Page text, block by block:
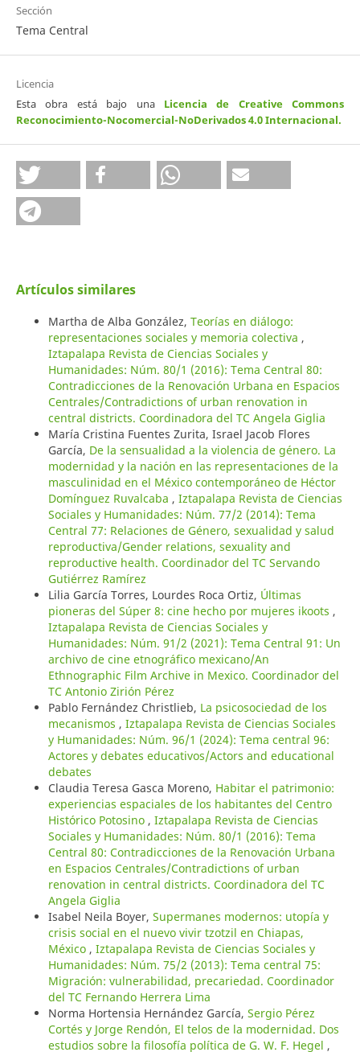
Sección
Tema Central
Licencia
Esta obra está bajo una Licencia de Creative Commons
Reconocimiento-Nocomercial-NoDerivados 4.0 Internacional.
Artículos similares
Martha de Alba González, Teorías en diálogo:
representaciones sociales y memoria colectiva ,
Iztapalapa Revista de Ciencias Sociales y
Humanidades: Núm. 80/1 (2016): Tema Central 80:
Contradicciones de la Renovación Urbana en Espacios
Centrales/Contradictions of urban renovation in
central districts. Coordinadora del TC Angela Giglia
María Cristina Fuentes Zurita, Israel Jacob Flores
García, De la sensualidad a la violencia de género. La
modernidad y la nación en las representaciones de la
masculinidad en el México contemporáneo de Héctor
Domínguez Ruvalcaba , Iztapalapa Revista de Ciencias
Sociales y Humanidades: Núm. 77/2 (2014): Tema
Central 77: Relaciones de Género, sexualidad y salud
reproductiva/Gender relations, sexuality and
reproductive health. Coordinador del TC Servando
Gutiérrez Ramírez
Lilia García Torres, Lourdes Roca Ortiz, Últimas
pioneras del Súper 8: cine hecho por mujeres ikoots ,
Iztapalapa Revista de Ciencias Sociales y
Humanidades: Núm. 91/2 (2021): Tema Central 91: Un
archivo de cine etnográfico mexicano/An
Ethnographic Film Archive in Mexico. Coordinador del
TC Antonio Zirión Pérez
Pablo Fernández Christlieb, La psicosociedad de los
mecanismos , Iztapalapa Revista de Ciencias Sociales
y Humanidades: Núm. 96/1 (2024): Tema central 96:
Actores y debates educativos/Actors and educational
debates
Claudia Teresa Gasca Moreno, Habitar el patrimonio:
experiencias espaciales de los habitantes del Centro
Histórico Potosino , Iztapalapa Revista de Ciencias
Sociales y Humanidades: Núm. 80/1 (2016): Tema
Central 80: Contradicciones de la Renovación Urbana
en Espacios Centrales/Contradictions of urban
renovation in central districts. Coordinadora del TC
Angela Giglia
Isabel Neila Boyer, Supermanes modernos: utopía y
crisis social en el nuevo vivir tzotzil en Chiapas,
México , Iztapalapa Revista de Ciencias Sociales y
Humanidades: Núm. 75/2 (2013): Tema central 75:
Migración: vulnerabilidad, precariedad. Coordinador
del TC Fernando Herrera Lima
Norma Hortensia Hernández García, Sergio Pérez
Cortés y Jorge Rendón, El telos de la modernidad. Dos
estudios sobre la filosofía política de G. W. F. Hegel ,